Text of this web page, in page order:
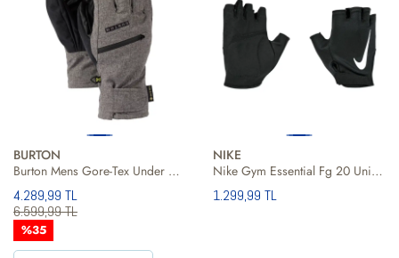
BURTON
Burton Mens Gore-Tex Under Gloves Erkek Gri Eldiven
4.289,99 TL
6.599,99 TL
%35
NIKE
Nike Gym Essential Fg 20 Unisex Siyah Fitness Eldiveni
1.299,99 TL